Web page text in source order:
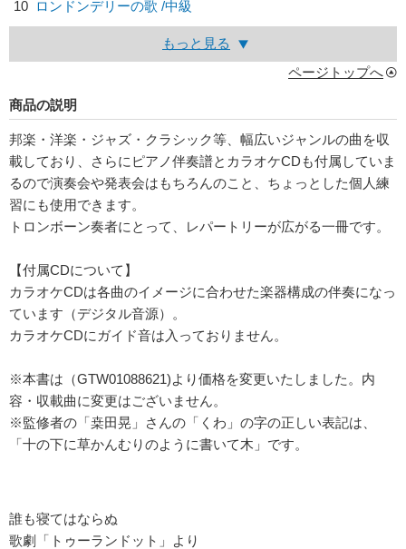
10 ロンドンデリーの歌 /中級
もっと見る
ページトップへ
商品の説明
邦楽・洋楽・ジャズ・クラシック等、幅広いジャンルの曲を収
載しており、さらにピアノ伴奏譜とカラオケCDも付属していま
るので演奏会や発表会はもちろんのこと、ちょっとした個人練
習にも使用できます。
トロンボーン奏者にとって、レパートリーが広がる一冊です。
【付属CDについて】
カラオケCDは各曲のイメージに合わせた楽器構成の伴奏になっ
ています（デジタル音源）。
カラオケCDにガイド音は入っておりません。
※本書は（GTW01088621)より価格を変更いたしました。内
容・収載曲に変更はございません。
※監修者の「桒田晃」さんの「くわ」の字の正しい表記は、
「十の下に草かんむりのように書いて木」です。
誰も寝てはならぬ
歌劇「トゥーランドット」より